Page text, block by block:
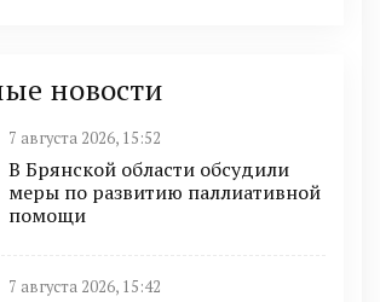
новости
7 августа 2026, 15:52
В Брянской области обсудили
меры по развитию паллиативной
помощи
7 августа 2026, 15:42